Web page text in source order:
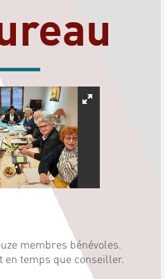
membres bénévoles.
temps que conseiller.